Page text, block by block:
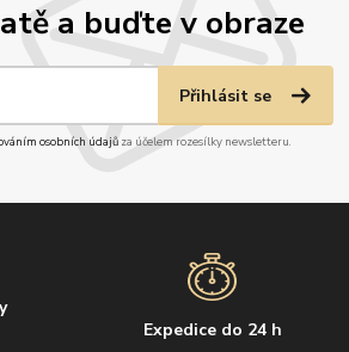
a buďte v obraze
Přihlásit se
osobních údajůza účelem rozesílky newsletteru.
Expedice do 24 h